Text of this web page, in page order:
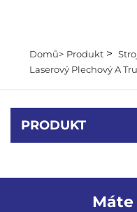
Domů> Produkt>
Laserový Plechový A
PRODUKT
Máte